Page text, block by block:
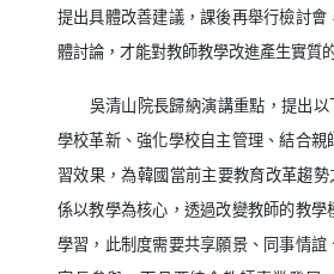
提出具體改善建議，課後再舉行檢討會
體討論，才能對教師教學改進產生實質
吳清山院長歸納演講重點，提出以
學校革新、強化學校自主管理、結合親
習效果，為韓國當前主要教育改革趨勢
係以教學為核心，透過改變教師的教學
學習，此制度需要共享願景、同事情誼